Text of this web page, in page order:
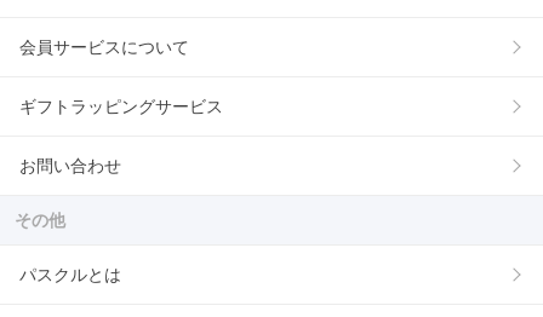
会員サービスについて
ギフトラッピングサービス
お問い合わせ
その他
パスクルとは